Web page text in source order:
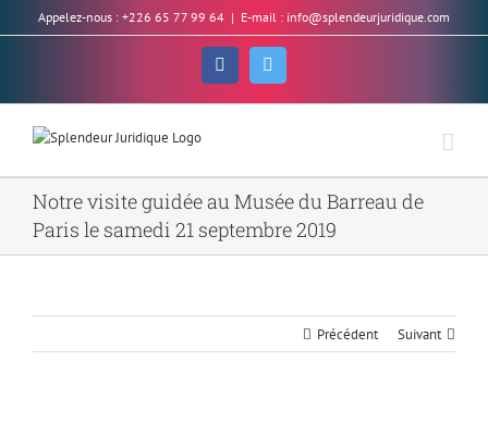
to
Appelez-nous : +226 65 77 99 64 | E-mail : info@splendeurjuridique.com
Facebook
Notre visite guidée au Musée du Barreau de
Paris le samedi 21 septembre 2019
Précédent Suivant